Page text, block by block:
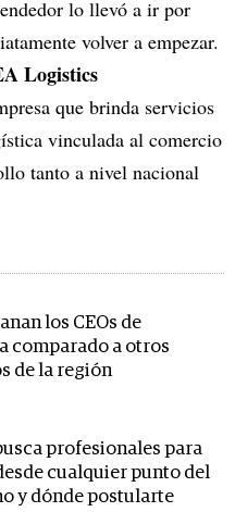
lo llevó a ir por
volver a empezar.
Logistics
que brinda servicios
vinculada al comercio
tanto a nivel nacional
los CEOs de
comparado a otros
de la región
profesionales para
cualquier punto del
y dónde postularte